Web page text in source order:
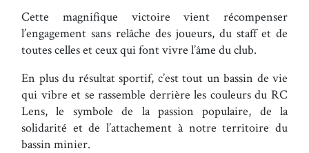
Cette magnifique victoire vient récompenser
l’engagement sans relâche des joueurs, du staff et de
toutes celles et ceux qui font vivre l’âme du club.
En plus du résultat sportif, c’est tout un bassin de vie
qui vibre et se rassemble derrière les couleurs du RC
Lens, le symbole de la passion populaire, de la
solidarité et de l’attachement à notre territoire du
bassin minier.